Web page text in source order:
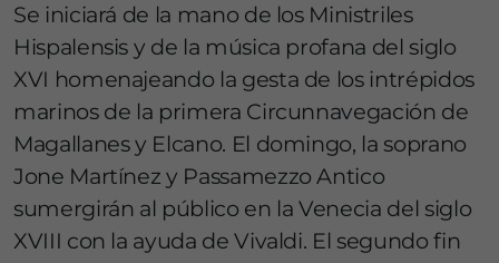
Se iniciará de la mano de los Ministriles
Hispalensis y de la música profana del siglo
XVI homenajeando la gesta de los intrépidos
marinos de la primera Circunnavegación de
Magallanes y Elcano. El domingo, la soprano
Jone Martínez y Passamezzo Antico
sumergirán al público en la Venecia del siglo
XVIII con la ayuda de Vivaldi. El segundo fin